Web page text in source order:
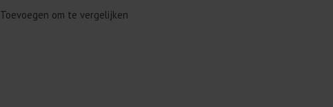
Toevoegen om te vergelijken